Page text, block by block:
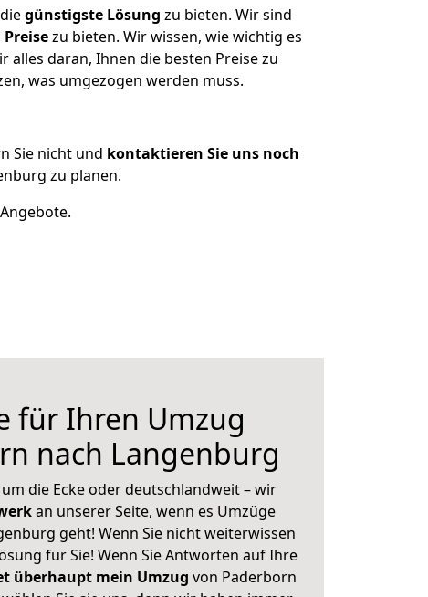
günstigste Lösung zu bieten. Wir sind
zu bieten. Wir wissen, wie wichtig es
daran, Ihnen die besten Preise zu
was umgezogen werden muss.
Sie nicht und kontaktieren Sie uns noch
zu planen.
für Ihren Umzug
nach Langenburg
die Ecke oder deutschlandweit – wir
an unserer Seite, wenn es Umzüge
geht! Wenn Sie nicht weiterwissen
für Sie! Wenn Sie Antworten auf Ihre
überhaupt mein Umzug von Paderborn